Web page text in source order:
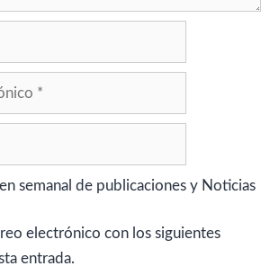
semanal de publicaciones y Noticias
electrónico con los siguientes
entrada.